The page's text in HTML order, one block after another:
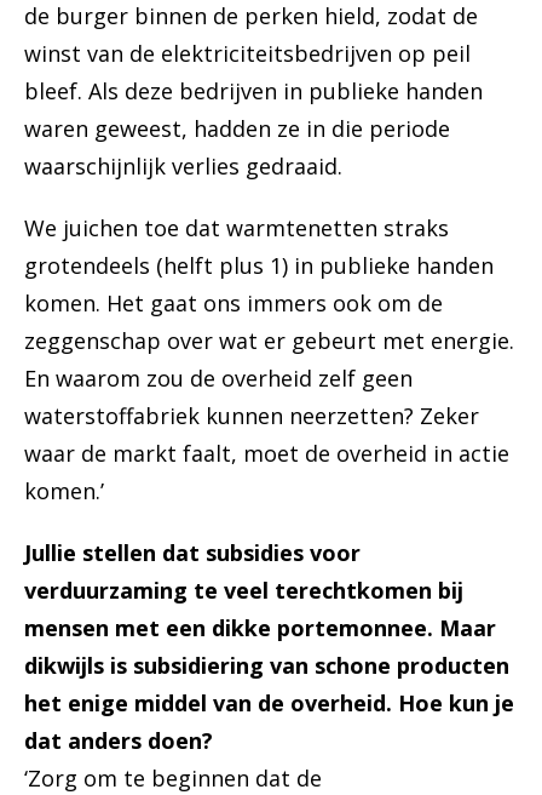
de burger binnen de perken hield, zodat de
winst van de elektriciteitsbedrijven op peil
bleef. Als deze bedrijven in publieke handen
waren geweest, hadden ze in die periode
waarschijnlijk verlies gedraaid.
We juichen toe dat warmtenetten straks
grotendeels (helft plus 1) in publieke handen
komen. Het gaat ons immers ook om de
zeggenschap over wat er gebeurt met energie.
En waarom zou de overheid zelf geen
waterstoffabriek kunnen neerzetten? Zeker
waar de markt faalt, moet de overheid in actie
komen.’
Jullie stellen dat subsidies voor
verduurzaming te veel terechtkomen bij
mensen met een dikke portemonnee. Maar
dikwijls is subsidiering van schone producten
het enige middel van de overheid. Hoe kun je
dat anders doen?
‘Zorg om te beginnen dat de